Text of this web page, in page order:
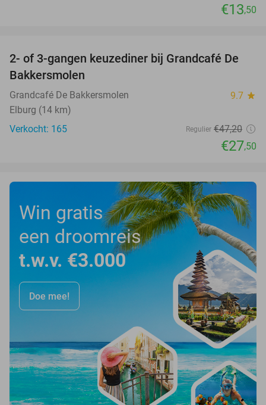
€13,50
42%
2- of 3-gangen keuzediner bij Grandcafé De
Bakkersmolen
Grandcafé De Bakkersmolen 9.7 star
Elburg (14 km)
Verkocht: 165
Regulier €47,20
€27,50
Win gratis
een droomreis
t.w.v. €3.000
Doe mee!